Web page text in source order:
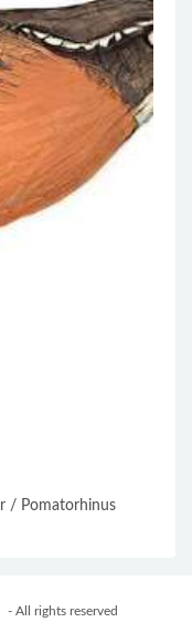
/ Pomatorhinus
- All rights reserved